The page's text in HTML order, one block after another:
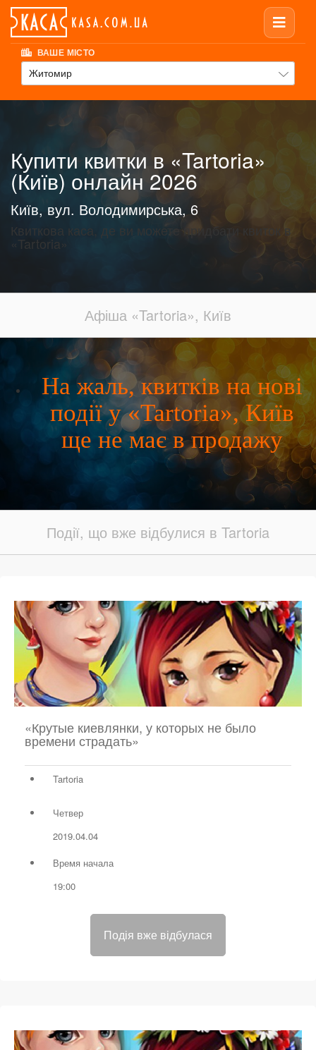
ВАШЕ МІСТО
Житомир
Купити квитки в «Tartoria»
(Київ) онлайн 2026
Київ, вул. Володимирська, 6
Квиткова каса, де ви можете придбати квиток в
«Tartoria»
Афіша «Tartoria», Київ
На жаль, квитків на нові
події у «Tartoria», Київ
ще не має в продажу
Події, що вже відбулися в Tartoria
«Крутые киевлянки, у которых не было
времени страдать»
Tartoria
Четвер
2019.04.04
Время начала
19:00
Подія вже відбулася